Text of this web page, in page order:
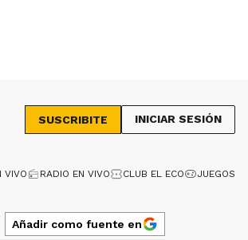
SUSCRIBITE INICIAR SESIÓN
VIVO RADIO EN VIVO CLUB EL ECO JUEGOS
Añadir como fuente en